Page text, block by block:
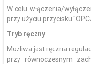
W celu włączenia/
przy użyciu przycisku
Tryb ręczny
Możliwa jest ręczna
przy równoczesnym